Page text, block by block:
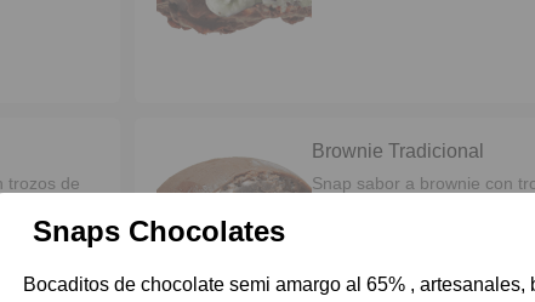
trozos de
Dark
Brownie Tradicional
Snap sabor a brownie con
Snaps Chocolates
Bocaditos de chocolate semi amargo al 65% , artesanales,